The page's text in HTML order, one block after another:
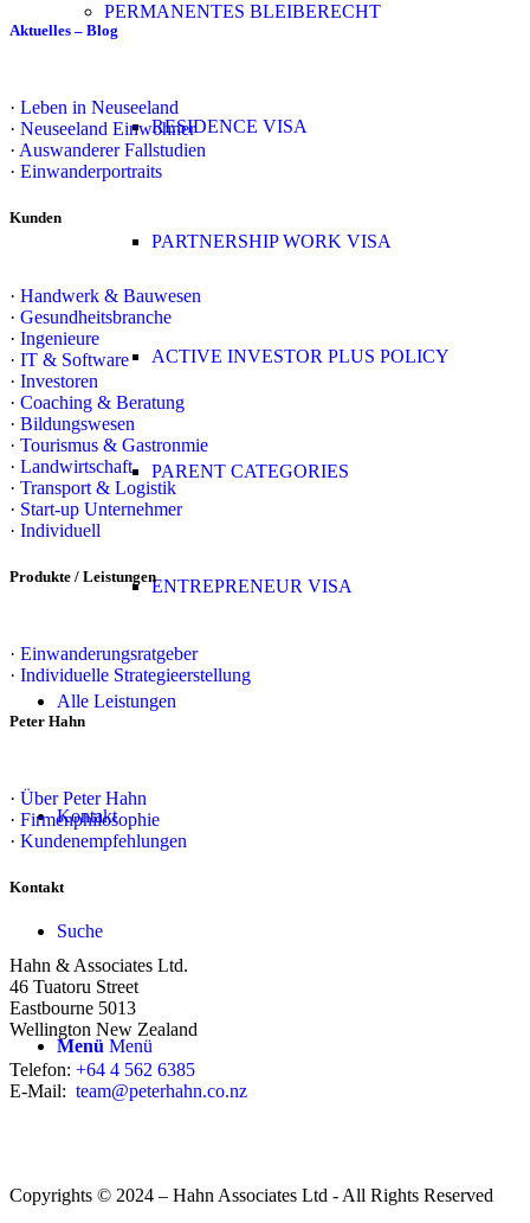
PERMANENTES BLEIBERECHT
RESIDENCE VISA
PARTNERSHIP WORK VISA
ACTIVE INVESTOR PLUS POLICY
PARENT CATEGORIES
ENTREPRENEUR VISA
Alle Leistungen
Kontakt
Suche
Menü Menü
Aktuelles – Blog
· Leben in Neuseeland
· Neuseeland Einwohner
· Auswanderer Fallstudien
· Einwanderportraits
Kunden
· Handwerk & Bauwesen
· Gesundheitsbranche
· Ingenieure
· IT & Software
· Investoren
· Coaching & Beratung
· Bildungswesen
· Tourismus & Gastronmie
· Landwirtschaft
· Transport & Logistik
· Start-up Unternehmer
· Individuell
Produkte / Leistungen
· Einwanderungsratgeber
· Individuelle Strategieerstellung
Peter Hahn
· Über Peter Hahn
· Firmenphilosophie
· Kundenempfehlungen
Kontakt
Hahn & Associates Ltd.
46 Tuatoru Street
Eastbourne 5013
Wellington New Zealand
Telefon: +64 4 562 6385
E-Mail: team@peterhahn.co.nz
Copyrights © 2024 – Hahn Associates Ltd - All Rights Reserved